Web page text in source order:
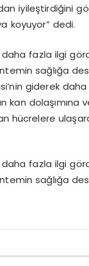
iyileştirdiğini
koyuyor” dedi.
daha fazla ilgi
sağlığa
giderek
dolaşımına
hücrelere
daha fazla ilgi
sağlığa